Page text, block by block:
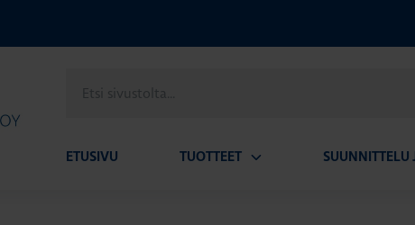
sivustolta
ETUSIVU TUOTTEET SUUNNITTELU